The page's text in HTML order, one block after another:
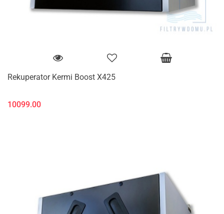
Rekuperator Kermi Boost X425
10099.00